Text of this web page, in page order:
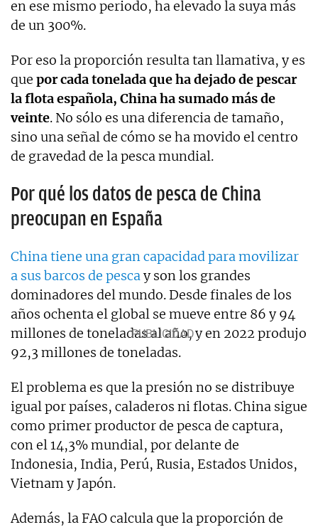
en ese mismo periodo, ha elevado la suya más
de un 300%.
Por eso la proporción resulta tan llamativa, y es
que por cada tonelada que ha dejado de pescar
la flota española, China ha sumado más de
veinte. No sólo es una diferencia de tamaño,
sino una señal de cómo se ha movido el centro
de gravedad de la pesca mundial.
Por qué los datos de pesca de China
preocupan en España
China tiene una gran capacidad para movilizar
a sus barcos de pescay son los grandes
dominadores del mundo. Desde finales de los
años ochenta el global se mueve entre 86 y 94
millones de toneladas al año, y en 2022 produjo
92,3 millones de toneladas.
El problema es que la presión no se distribuye
igual por países, caladeros ni flotas. China sigue
como primer productor de pesca de captura,
con el 14,3% mundial, por delante de
Indonesia, India, Perú, Rusia, Estados Unidos,
Vietnam y Japón.
Además, la FAO calcula que la proporción de